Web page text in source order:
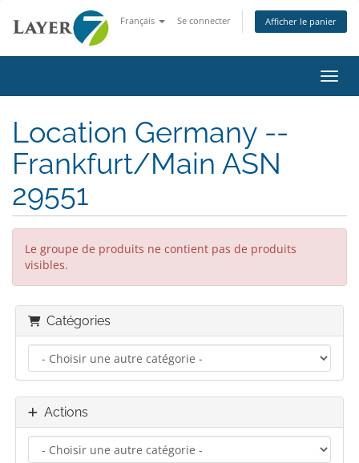
Français Se connecter Afficher le panier
Location Germany --
Frankfurt/Main ASN
29551
Le groupe de produits ne contient pas de produits
visibles.
Catégories
Actions